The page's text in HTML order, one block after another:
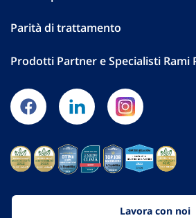
Parità di trattamento
Prodotti Partner e Specialisti Rami
Lavora con noi